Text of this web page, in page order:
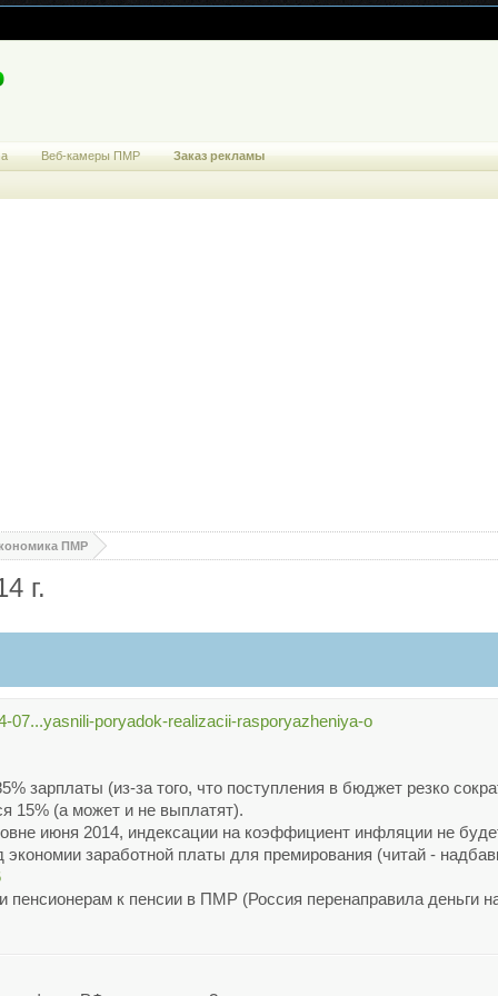
ПМР
г.
07...yasnili-poryadok-realizacii-rasporyazheniya-o
зарплаты (из-за того, что поступления в бюджет резко
15% (а может и не выплатят).
июня 2014, индексации на коэффициент инфляции не
заработной платы для премирования (читай -
пенсионерам к пенсии в ПМР (Россия перенаправила деньги
Веб-камеры ПМР Заказ рекламы